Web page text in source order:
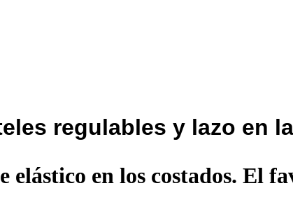
regulables y lazo en
elástico en los costados. El